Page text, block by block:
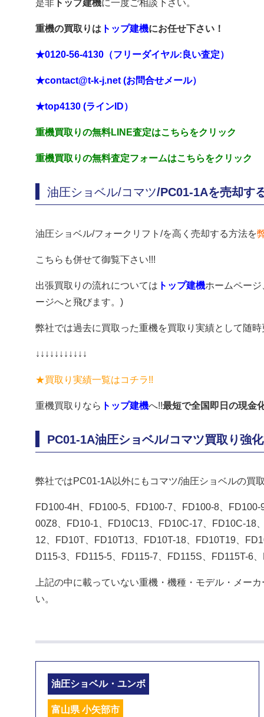
是非 トップ建機に一度ご相談下さい。
重機の買取りは トップ建機にお任せ下さい！
★0120-56-4130（フリーダイヤル:良い査定）
★contact@t-k-j.net (お問合せメール）
★top4130 (ラインID）
重機買取りの無料LINE査定はこちらをクリック
重機買取りの無料査定フォームはこちらをクリック
油圧ショベル/コマツ/PC01-1Aを売却す
油圧ショベル/フォークリフト/を高く売却する方法を
こちらも併せて御覧下さい!!!
出張買取りの流れについては トップ建機ホームページ
ージへと飛びます。)
弊社では過去に買取った重機を買取り実績として随
↓↓↓↓↓↓↓↓↓↓↓
★買取り実績一覧はコチラ!!
重機買取りなら トップ建機へ!!最短で全国即日の現金
PC01-1A油圧ショベル/コマツ買取り強
弊社ではPC01-1A以外にもコマツ/油圧ショベルの買
FD100-4H、FD100-5、FD100-7、FD100-8、
00Z8、FD10-1、FD10C13、FD10C-17、FD10C-18
12、FD10T、FD10T13、FD10T-18、FD10T19、
D115-3、FD115-5、FD115-7、FD115S、FD115T-6
上記の中に載っていない重機・機種・モデル・メー
い。
油圧ショベル・ユンボ
富山県 小矢部市